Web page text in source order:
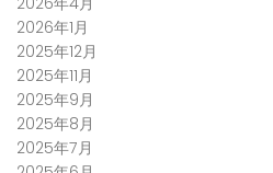
2026年1月
2025年12月
2025年11月
2025年9月
2025年8月
2025年7月